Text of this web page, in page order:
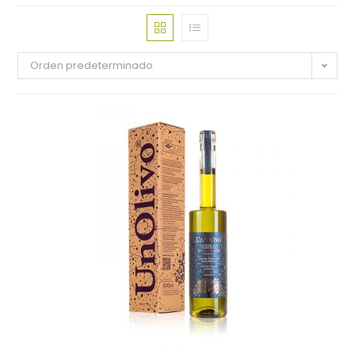
Orden predeterminado